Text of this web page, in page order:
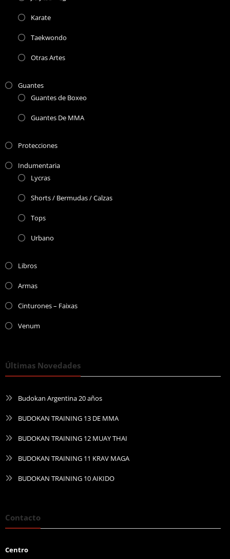
Karate
Taekwondo
Otras Artes
Guantes
Guantes de Boxeo
Guantes De MMA
Protecciones
Indumentaria
Lycras
Shorts / Bermudas / Calzas
Tops
Urbano
Libros
Armas
Cinturones – Faixas
Venum
Últimas Novedades
Budokan Argentina 20 años
BUDOKAN TRAINING 13 DE MMA
BUDOKAN TRAINING 12 MUAY THAI
BUDOKAN TRAINING 11 KRAV MAGA
BUDOKAN TRAINING 10 AIKIDO
Contacto
Centro